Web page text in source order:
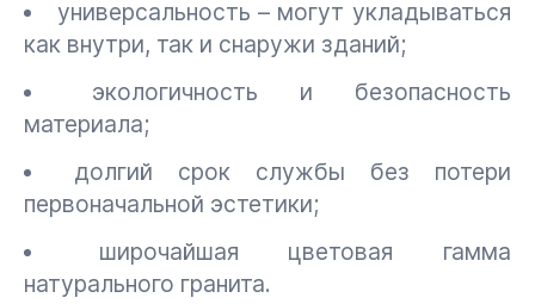
универсальность – могут укладываться
как внутри, так и снаружи зданий;
экологичность и безопасность
материала;
долгий срок службы без потери
первоначальной эстетики;
широчайшая цветовая гамма
натурального гранита.